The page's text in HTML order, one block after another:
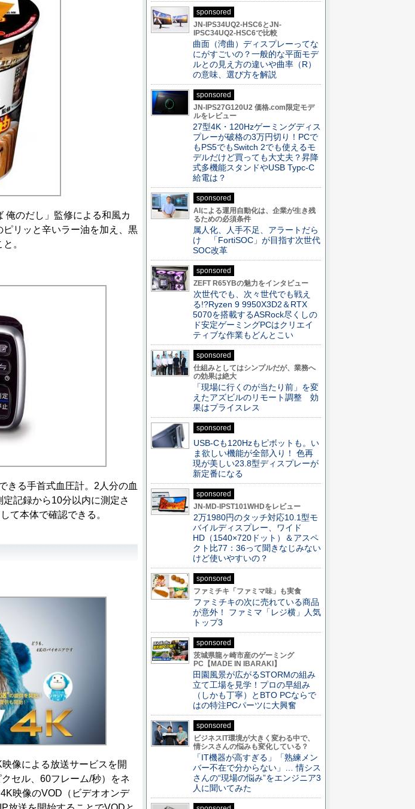
のだし」監修による和風カ
リッと辛いラー油を加え、黒
。
る手首式血圧計。2人分の血
記録から10分以内に測定さ
て本体で確認できる。
像による放送サービスを開
セル、60フレーム/秒）をネ
映像のVOD（ビデオオンデ
sponsored
JN-IPS34UQ2-HSC6とJN-
IPSC34UQ2-HSC6で比較
曲面（湾曲）ディスプレーってな
にがすごいの？一般的な平面モデ
ルとの見え方の違いや曲率（R）
の意味、選び方を解説
sponsored
JN-IPS27G120U2 価格.com限定モデ
ルをレビュー
27型4K・120Hzゲーミングディス
プレーが破格の3万円切り！PCで
もPS5でもSwitch 2でも使えるモ
デルだけど買っても大丈夫？昇降
式多機能スタンドやUSB Typc-C
給電は？
sponsored
AIによる運用自動化は、企業が生き残
るための必須条件
属人化、人手不足、アラートだら
け 「FortiSOC」が目指す次世代
SOC改革
sponsored
ZEFT R65YBの魅力をインタビュー
次世代でも、次々世代でも戦え
る!?Ryzen 9 9950X3D2＆RTX
5070を搭載するASRock尽くしの
ド安定ゲーミングPCはクリエイ
ティブな作業もどんとこい
sponsored
仕組みとしてはシンプルだが、業務へ
の効果は絶大
「現場に行くのが当たり前」を変
えたアズビルのリモート調整 効
果はプライスレス
sponsored
USB-Cも120Hzもピボットも。い
ま欲しい機能が全部入り！ 色再
現が美しい23.8型ディスプレーが
新定番になる
sponsored
JN-MD-IPST101WHDをレビュー
2万1980円のタッチ対応10.1型モ
バイルディスプレー、ワイド
HD（1540×720ドット）＆アスペ
クト比77：36って聞きなじみない
けど使いやすいの？
sponsored
ファミチキ「ファミマ味」も実食
ファミチキの次に売れている商品
が意外！ ファミマ「レジ横」人気
トップ3
sponsored
茨城県龍ヶ崎市産のゲーミング
PC【MADE IN IBARAKI】
田園風景が広がるSTORMの組み
立て工場を見学！プロの早組み
（しかも丁寧）とBTO PCならで
はの特注PCパーツに大興奮
sponsored
ビジネスIT環境が大きく変わる中で、
情シスさんの悩みも変化している？
「IT機器が高すぎる」「熟練メン
バー不在で分からない」… 情シス
さんの“現場の悩み”をエンジニア3
人に聞いてみた